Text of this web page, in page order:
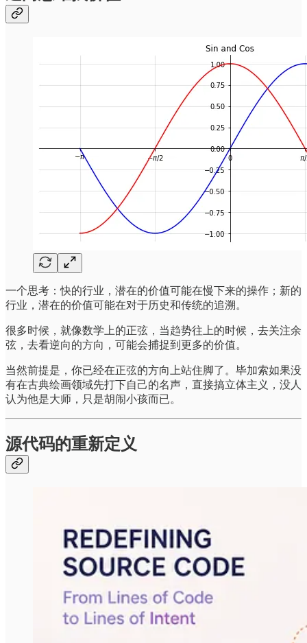
一个思考：快的行业，潜在的价值可能在慢下来的操作；新的
行业，潜在的价值可能在对于历史和传统的追溯。
很多时候，就像数学上的正弦，当趋势往上的时候，去关注余
弦，去看逆向的方向，可能会捕捉到更多的价值。
当然前提是，你已经在正弦的方向上站住脚了。毕加索如果没
有在古典绘画领域先打下自己的名声，直接搞立体主义，没人
认为他是大师，只是胡闹小孩而已。
源代码的重新定义